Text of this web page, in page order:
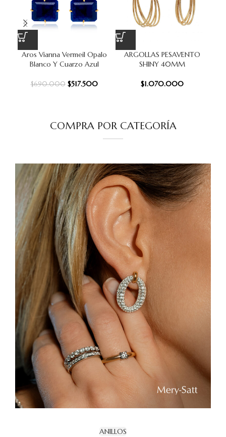
Aros Vianna Vermeil Opalo
Blanco Y Cuarzo Azul
$690.000 $517.500
ARGOLLAS PESAVENTO
SHINY 40MM
$1.070.000
COMPRA POR CATEGORÍA
ANILLOS